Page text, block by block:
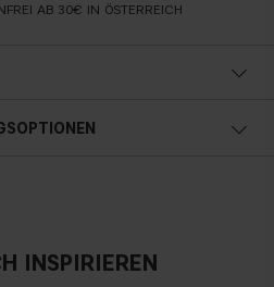
AB 30€ IN ÖSTERREICH
INSPIRIEREN